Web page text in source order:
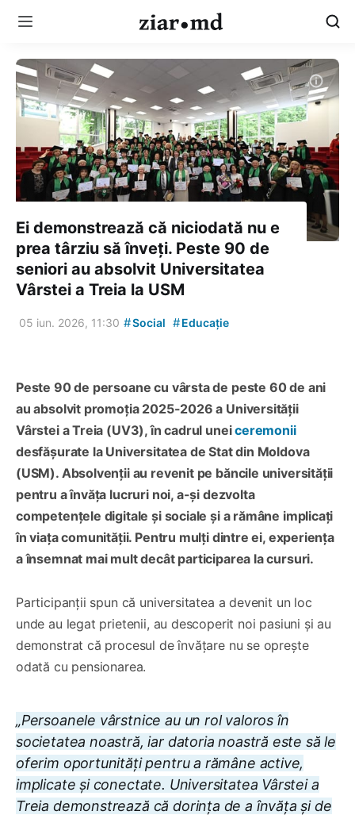
Ei demonstrează că niciodată nu e
prea târziu să înveți. Peste 90 de
seniori au absolvit Universitatea
Vârstei a Treia la USM
05 iun. 2026, 11:30 #Social #Educație
Peste 90 de persoane cu vârsta de peste 60 de ani
au absolvit promoția 2025-2026 a Universității
Vârstei a Treia (UV3), în cadrul uneiceremonii
desfășurate la Universitatea de Stat din Moldova
(USM). Absolvenții au revenit pe băncile universității
pentru a învăța lucruri noi, a-și dezvolta
competențele digitale și sociale și a rămâne implicați
în viața comunității. Pentru mulți dintre ei, experiența
a însemnat mai mult decât participarea la cursuri.
Participanții spun că universitatea a devenit un loc
unde au legat prietenii, au descoperit noi pasiuni și au
demonstrat că procesul de învățare nu se oprește
odată cu pensionarea.
„Persoanele vârstnice au un rol valoros în
societatea noastră, iar datoria noastră este să le
oferim oportunități pentru a rămâne active,
implicate și conectate. Universitatea Vârstei a
Treia demonstrează că dorința de a învăța și de